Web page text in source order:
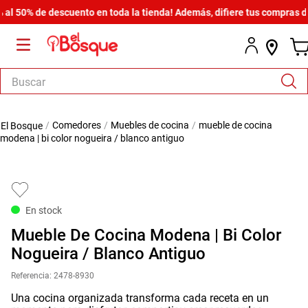
de descuento en toda la tienda! Además, difiere tus compras
Buscar
comedores muebles de cocina
mueble de cocina
modena | bi color nogueira / blanco antiguo
En stock
Mueble De Cocina Modena | Bi Color
Nogueira / Blanco Antiguo
Referencia: 2478-8930
Una cocina organizada transforma cada receta en un
1.
armario
.
armario lux
6.
cama
7.
havana master
8.
bicama zoe